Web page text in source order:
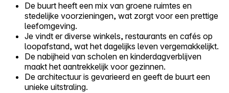
De buurt heeft een mix van groene ruimtes en
stedelijke voorzieningen, wat zorgt voor een prettige
leefomgeving.
Je vindt er diverse winkels, restaurants en cafés op
loopafstand, wat het dagelijks leven vergemakkelijkt.
De nabijheid van scholen en kinderdagverblijven
maakt het aantrekkelijk voor gezinnen.
De architectuur is gevarieerd en geeft de buurt een
unieke uitstraling.